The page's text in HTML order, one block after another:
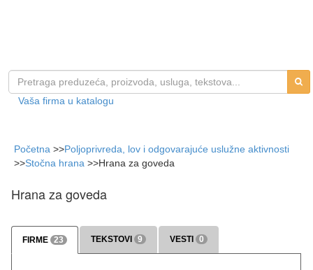
Vaša firma u katalogu
Početna >>Poljoprivreda, lov i odgovarajuće uslužne aktivnosti
>>Stоčna hrana >>Hrana za goveda
Hrana za goveda
FIRME 23 TEKSTOVI 9 VESTI 0